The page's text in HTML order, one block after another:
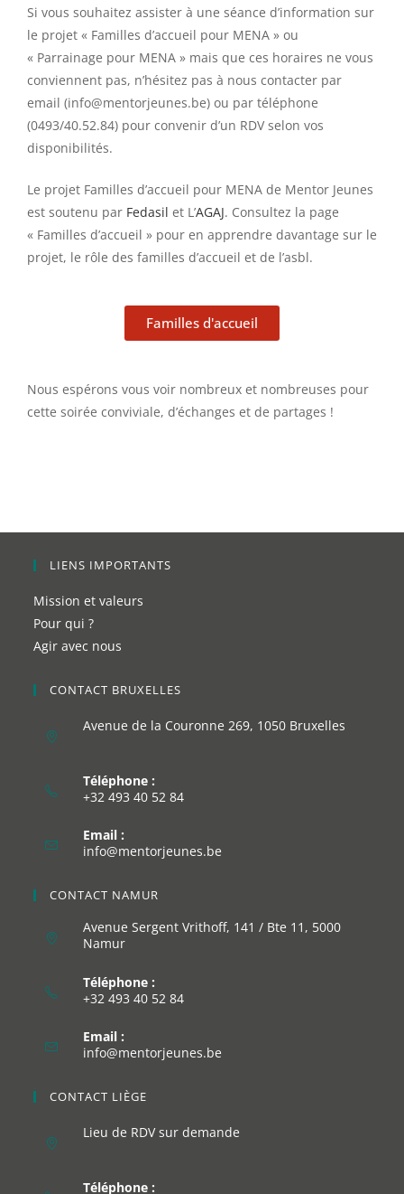
Si vous souhaitez assister à une séance d’information sur
le projet « Familles d’accueil pour MENA » ou
« Parrainage pour MENA » mais que ces horaires ne vous
conviennent pas, n’hésitez pas à nous contacter par
email (info@mentorjeunes.be) ou par téléphone
(0493/40.52.84) pour convenir d’un RDV selon vos
disponibilités.
Le projet Familles d’accueil pour MENA de Mentor Jeunes
est soutenu par Fedasil et L’AGAJ. Consultez la page
« Familles d’accueil » pour en apprendre davantage sur le
projet, le rôle des familles d’accueil et de l’asbl.
Familles d'accueil
Nous espérons vous voir nombreux et nombreuses pour
cette soirée conviviale, d’échanges et de partages !
LIENS IMPORTANTS
Mission et valeurs
Pour qui ?
Agir avec nous
CONTACT BRUXELLES
Avenue de la Couronne 269, 1050 Bruxelles
Téléphone :
+32 493 40 52 84
Email :
info@mentorjeunes.be
CONTACT NAMUR
Avenue Sergent Vrithoff, 141 / Bte 11, 5000
Namur
Téléphone :
+32 493 40 52 84
Email :
info@mentorjeunes.be
CONTACT LIÈGE
Lieu de RDV sur demande
Téléphone :